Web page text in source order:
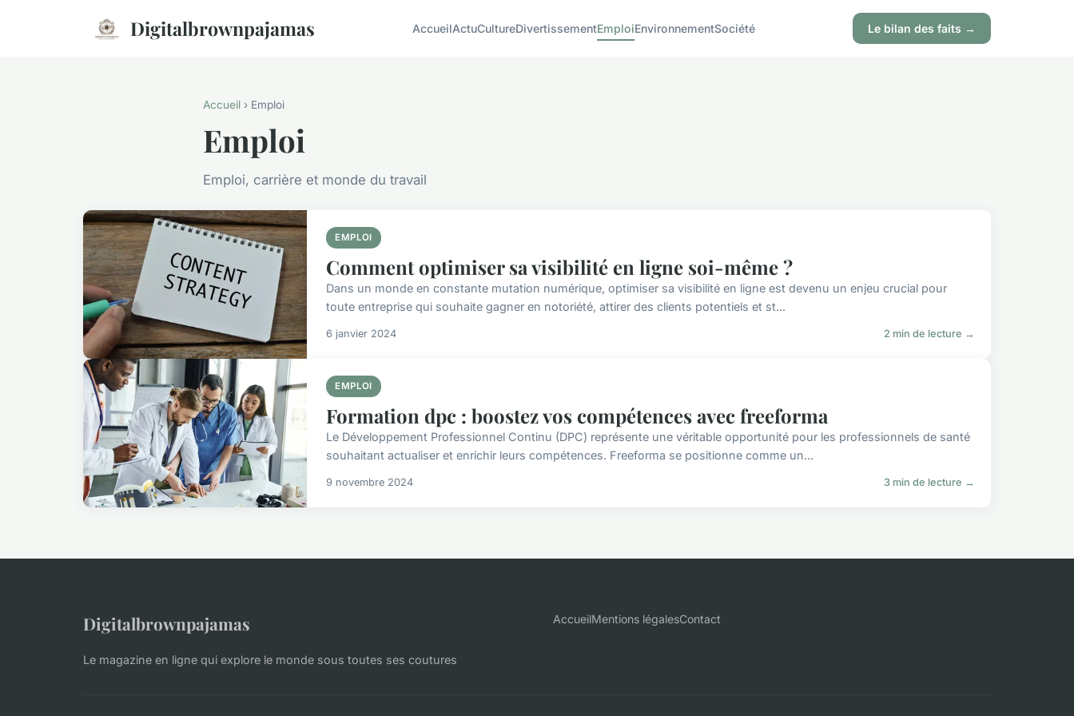
Digitalbrownpajamas AccueilActuCultureDivertissementEmploiEnvironnementSociété Le bilan des faits →
Accueil › Emploi
Emploi
Emploi, carrière et monde du travail
EMPLOI
Comment optimiser sa visibilité en ligne soi-même ?
Dans un monde en constante mutation numérique, optimiser sa visibilité en ligne est devenu un enjeu crucial pour
toute entreprise qui souhaite gagner en notoriété, attirer des clients potentiels et st...
6 janvier 2024 2 min de lecture →
EMPLOI
Formation dpc : boostez vos compétences avec freeforma
Le Développement Professionnel Continu (DPC) représente une véritable opportunité pour les professionnels de santé
souhaitant actualiser et enrichir leurs compétences. Freeforma se positionne comme un...
9 novembre 2024 3 min de lecture →
Digitalbrownpajamas
Le magazine en ligne qui explore le monde sous toutes ses coutures
AccueilMentions légalesContact